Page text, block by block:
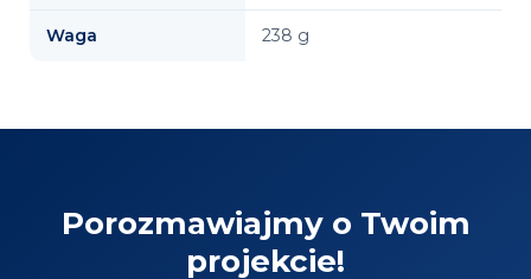
Waga 238 g
Porozmawiajmy o Twoim
projekcie!